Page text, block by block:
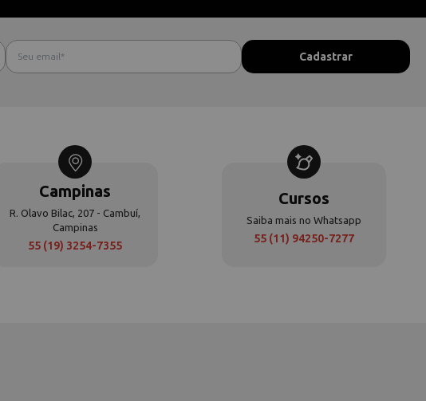
Campinas
R. Olavo Bilac, 207 - Cambuí,
Campinas
55 (19) 3254-7355
Cursos
Saiba mais no Whatsapp
55 (11) 94250-7277